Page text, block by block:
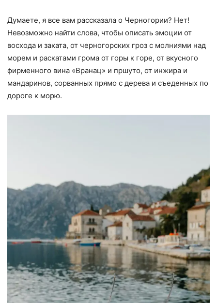
Думаете, я все вам рассказала о Черногории? Нет!
Невозможно найти слова, чтобы описать эмоции от
восхода и заката, от черногорских гроз с молниями над
морем и раскатами грома от горы к горе, от вкусного
фирменного вина «Вранац» и пршуто, от инжира и
мандаринов, сорванных прямо с дерева и съеденных по
дороге к морю.